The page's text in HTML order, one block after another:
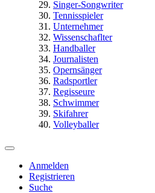
Singer-Songwriter
Tennisspieler
Unternehmer
Wissenschaflter
Handballer
Journalisten
Opernsänger
Radsportler
Regisseure
Schwimmer
Skifahrer
Volleyballer
Anmelden
Registrieren
Suche